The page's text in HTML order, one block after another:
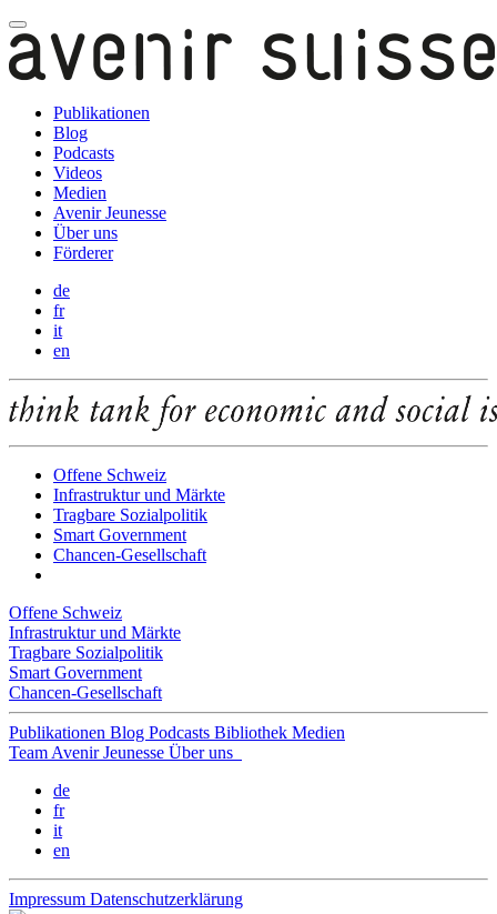
Publikationen
Blog
Podcasts
Videos
Medien
Avenir Jeunesse
Über uns
Förderer
de
fr
it
en
Offene Schweiz
Infrastruktur und Märkte
Tragbare Sozialpolitik
Smart Government
Chancen-Gesellschaft
Offene Schweiz
Infrastruktur und Märkte
Tragbare Sozialpolitik
Smart Government
Chancen-Gesellschaft
Publikationen Blog Podcasts Bibliothek Medien
Team Avenir Jeunesse Über uns
de
fr
it
en
Impressum Datenschutzerklärung